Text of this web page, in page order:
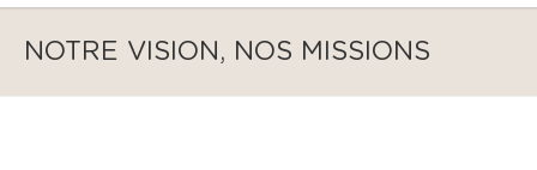
NOTRE VISION, NOS MISSIONS